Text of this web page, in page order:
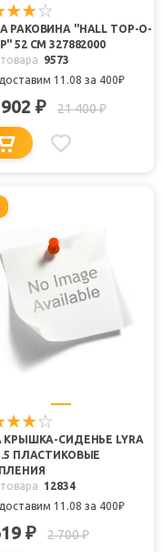
РАКОВИНА "HALL TOP-O-
52 СМ 327882000
9573
доставим 11.08 за 400₽
₽ 21 400₽
КРЫШКА-СИДЕНЬЕ LYRA
ПЛАСТИКОВЫЕ
12834
доставим 11.08 за 400₽
₽ 2 700₽